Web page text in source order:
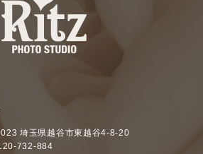
埼玉県越谷市東越谷4-8-20
732-884